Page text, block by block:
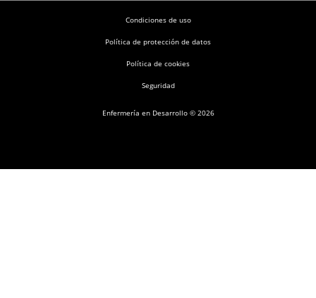
Enfermería en Desarrollo © 2026
Condiciones de uso
Política de protección de datos
Política de cookies
Seguridad